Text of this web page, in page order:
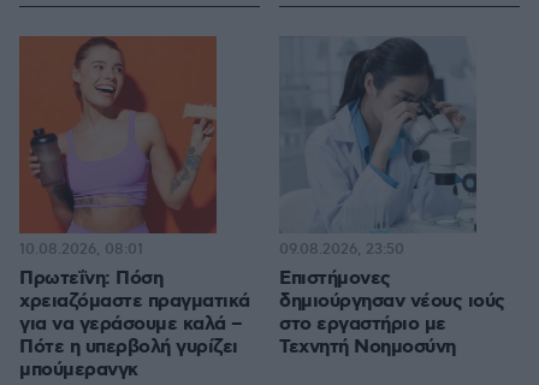
Πρωτεΐνη: Πόση
χρειαζόμαστε πραγματικά
για να γεράσουμε καλά –
Πότε η υπερβολή γυρίζει
μπούμερανγκ
10.08.2026, 08:01
Επιστήμονες
δημιούργησαν νέους ιούς
στο εργαστήριο με
Τεχνητή Νοημοσύνη
09.08.2026, 23:50